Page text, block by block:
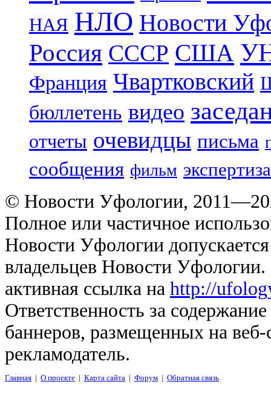
НАЯ НЛО Новости
Россия СССР США
Франция Чвартковский
бюллетень видео
отчеты очевидцы письма
сообщения фильм экспертиза
© Новости Уфологии,
Полное или частичное
Новости Уфологии
владельцев Новости
активная ссылка на http://
Ответственность за
баннеров, размещенных на
рекламодатель.
Главная | О проекте | Карта сайта | Форум | Обратная связь